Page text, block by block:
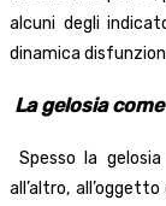
alcuni degli
dinamica
La gelosia
Spesso la
all’altro,